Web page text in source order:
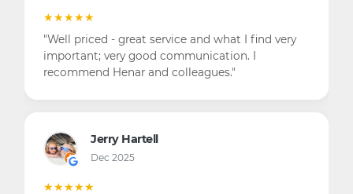
★★★★★
"Well priced - great service and what I find very
important; very good communication. I
recommend Henar and colleagues."
Jerry Hartell
Dec 2025
★★★★★